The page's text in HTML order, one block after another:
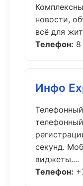
новости,
всё для
Телефон: 8
Инфо
секунд.
виджеты....
Телефон: